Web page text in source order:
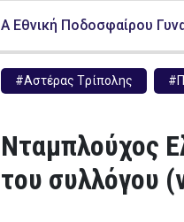
Α Εθνική Ποδοσφαίρου
#Αστέρας Tρίπολης
Νταμπλούχος
του συλλόγου